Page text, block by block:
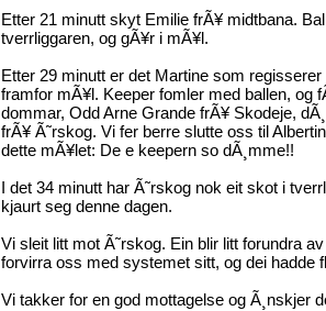
Etter 21 minutt skyt Emilie frÃ¥ midtbana.
tverrliggaren, og gÃ¥r i mÃ¥l.
Etter 29 minutt er det Martine som
framfor mÃ¥l. Keeper fomler med ballen, og
dommar, Odd Arne Grande frÃ¥ Skodeje,
frÃ¥ Ã˜rskog. Vi fer berre slutte oss til
dette mÃ¥let: De e keepern so dÃ¸mme!!
I det 34 minutt har Ã˜rskog nok eit skot i
kjaurt seg denne dagen.
Vi sleit litt mot Ã˜rskog. Ein blir litt forundra
forvirra oss med systemet sitt, og dei hadde
Vi takker for en god mottagelse og Ã¸nskjer